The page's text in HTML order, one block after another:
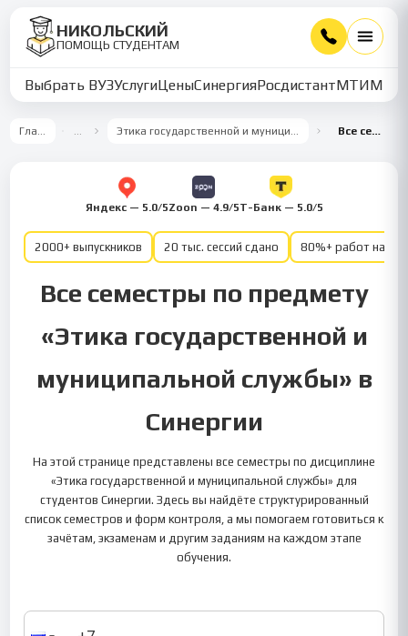
НИКОЛЬСКИЙ
ПОМОЩЬ СТУДЕНТАМ
Выбрать ВУЗУслугиЦеныСинергияРосдистантМТИММУ
Главная … Этика государственной и муниципальной службы Все семестры
Яндекс — 5.0/5Zoon — 4.9/5Т-Банк — 5.0/5
2000+ выпускников 20 тыс. сессий сдано 80%+ работ на
Все семестры по предмету
«Этика государственной и
муниципальной службы» в
Синергии
На этой странице представлены все семестры по дисциплине
«Этика государственной и муниципальной службы» для
студентов Синергии. Здесь вы найдёте структурированный
список семестров и форм контроля, а мы помогаем готовиться к
зачётам, экзаменам и другим заданиям на каждом этапе
обучения.